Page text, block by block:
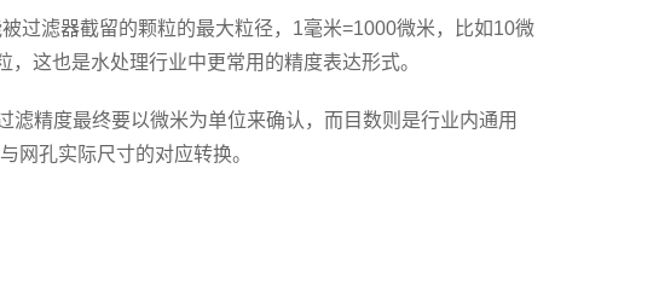
过滤器截留的颗粒的最大粒径，1毫米=1000微米，比如10微
这也是水处理行业中更常用的精度表达形式。
精度最终要以微米为单位来确认，而目数则是行业内通用
网孔实际尺寸的对应转换。